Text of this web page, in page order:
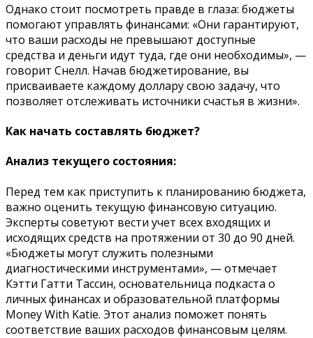
Однако стоит посмотреть правде в глаза: бюджеты
помогают управлять финансами: «Они гарантируют,
что ваши расходы не превышают доступные
средства и деньги идут туда, где они необходимы», —
говорит Снелл. Начав бюджетирование, вы
присваиваете каждому доллару свою задачу, что
позволяет отслеживать источники счастья в жизни».
Как начать составлять бюджет?
Анализ текущего состояния:
Перед тем как приступить к планированию бюджета,
важно оценить текущую финансовую ситуацию.
Эксперты советуют вести учет всех входящих и
исходящих средств на протяжении от 30 до 90 дней.
«Бюджеты могут служить полезными
диагностическими инструментами», — отмечает
Кэтти Гатти Тассин, основательница подкаста о
личных финансах и образовательной платформы
Money With Katie. Этот анализ поможет понять
соответствие ваших расходов финансовым целям.